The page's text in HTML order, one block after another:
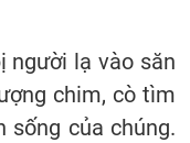
người lạ vào săn
chim, cò tìm
sống của chúng.